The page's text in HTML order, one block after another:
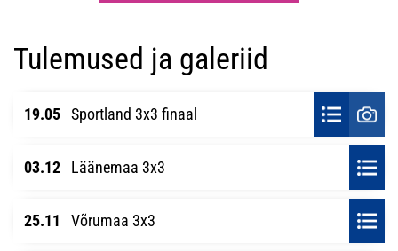
Tulemused ja galeriid
19.05 Sportland 3x3 finaal
03.12 Läänemaa 3x3
25.11 Võrumaa 3x3